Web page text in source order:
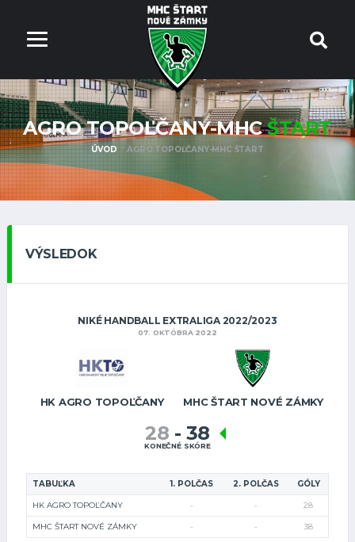
AGRO TOPOĽČANY-MHCŠTART
ÚVOD AGRO TOPOĽČANY-MHC ŠTART
VÝSLEDOK
NIKÉ HANDBALL EXTRALIGA 2022/2023
07. OKTÓBRA 2022
HK AGRO TOPOĽČANY MHC ŠTART NOVÉ ZÁMKY
28 - 38
KONEČNÉ SKÓRE
TABUĽKA 1. POLČAS 2. POLČAS GÓLY
HK AGRO TOPOĽČANY - - 28
MHC ŠTART NOVÉ ZÁMKY - - 38